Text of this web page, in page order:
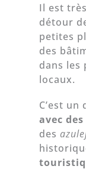
Il est
détour
petites
des
dans les
locaux.
C’est
avec
des